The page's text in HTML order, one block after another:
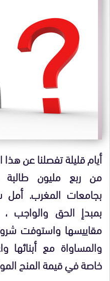
أيام قليلة تفصلنا عن
من ربع مليون
بجامعات المغرب. أمل
بمبدإ الحق والواجب
مقاييسها واستوفت
والمساواة مع أبنائها
خاصة في قيمة المنح